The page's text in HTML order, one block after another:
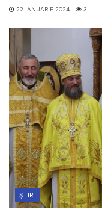
22 IANUARIE 2024 3
ȘTIRI